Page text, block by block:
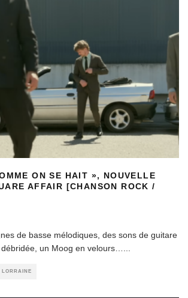
ON SE HAIT », NOUVELLE
AFFAIR [CHANSON ROCK /
de basse mélodiques, des sons de guitare
un Moog en velours…...
LORRAINE